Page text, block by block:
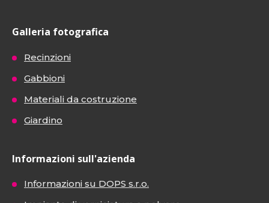
Galleria fotografica
Recinzioni
Gabbioni
Materiali da costruzione
Giardino
Informazioni sull'azienda
Informazioni su DOPS s.r.o.